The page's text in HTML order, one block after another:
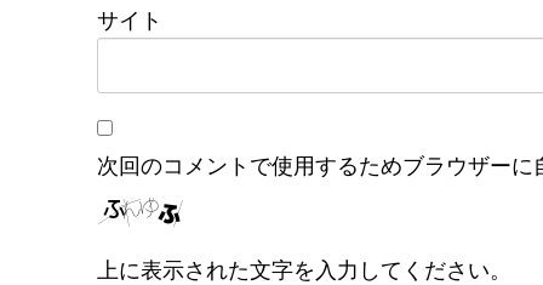
サイト
次回のコメントで使用するためブラウザー
上に表示された文字を入力してください。